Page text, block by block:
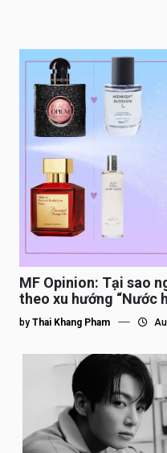
MF Opinion: Tại sao
theo xu hướng “Nước
by Thai Khang Pham